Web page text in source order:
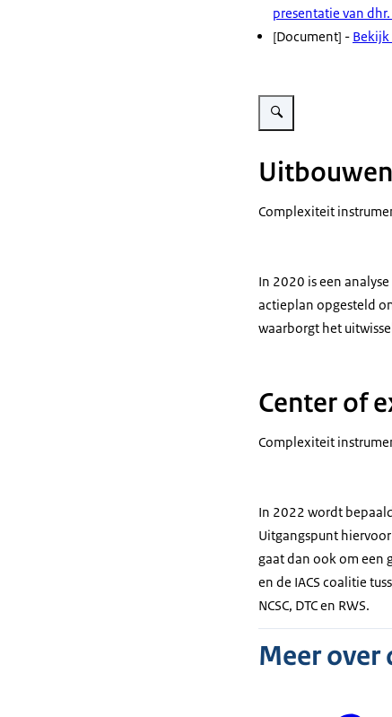
presentatie van dhr.
[Document] - Bekijk
Vergroot afbeelding One
Complexiteit
In 2020 is een
actieplan opgesteld
waarborgt het
Center of
Complexiteit
In 2022 wordt
Uitgangspunt
gaat dan ook om een
en de IACS coalitie
NCSC, DTC en RWS.
Meer